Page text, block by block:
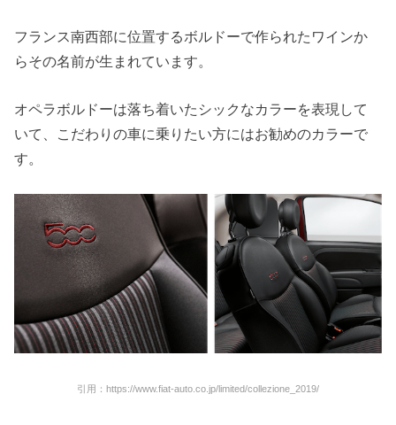
フランス南西部に位置するボルドーで作られたワインか
らその名前が生まれています。
オペラボルドーは落ち着いたシックなカラーを表現して
いて、こだわりの車に乗りたい方にはお勧めのカラーで
す。
引用：https://www.fiat-auto.co.jp/limited/collezione_2019/